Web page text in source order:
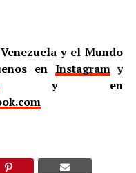
y el Mundo
en Instagramy
en